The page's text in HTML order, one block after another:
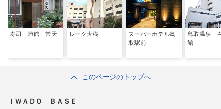
寿司 旅館 常天 レーク大樹
スーパーホテル鳥
取駅前
鳥取温泉
館
このページのトップへ
ＩＷＡＤＯ ＢＡＳＥ